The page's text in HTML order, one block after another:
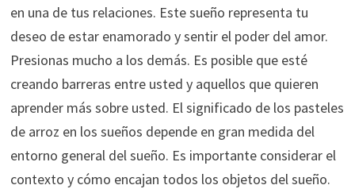
en una de tus relaciones. Este sueño representa tu
deseo de estar enamorado y sentir el poder del amor.
Presionas mucho a los demás. Es posible que esté
creando barreras entre usted y aquellos que quieren
aprender más sobre usted. El significado de los pasteles
de arroz en los sueños depende en gran medida del
entorno general del sueño. Es importante considerar el
contexto y cómo encajan todos los objetos del sueño.